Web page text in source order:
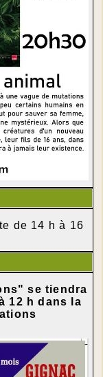
de 14 h à 16
se tiendra
12 h dans la